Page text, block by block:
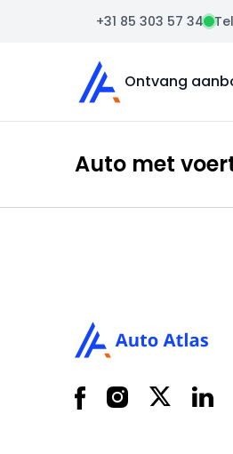
+31 85 303 57 34
Auto Atlas
Ontvang
Auto met
FacebookInstagram
X